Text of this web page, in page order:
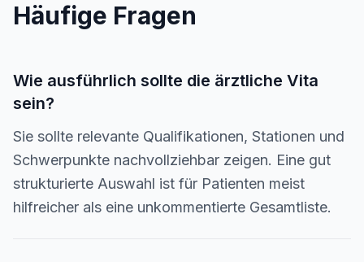
Häufige Fragen
Wie ausführlich sollte die ärztliche Vita
sein?
Sie sollte relevante Qualifikationen, Stationen und
Schwerpunkte nachvollziehbar zeigen. Eine gut
strukturierte Auswahl ist für Patienten meist
hilfreicher als eine unkommentierte Gesamtliste.